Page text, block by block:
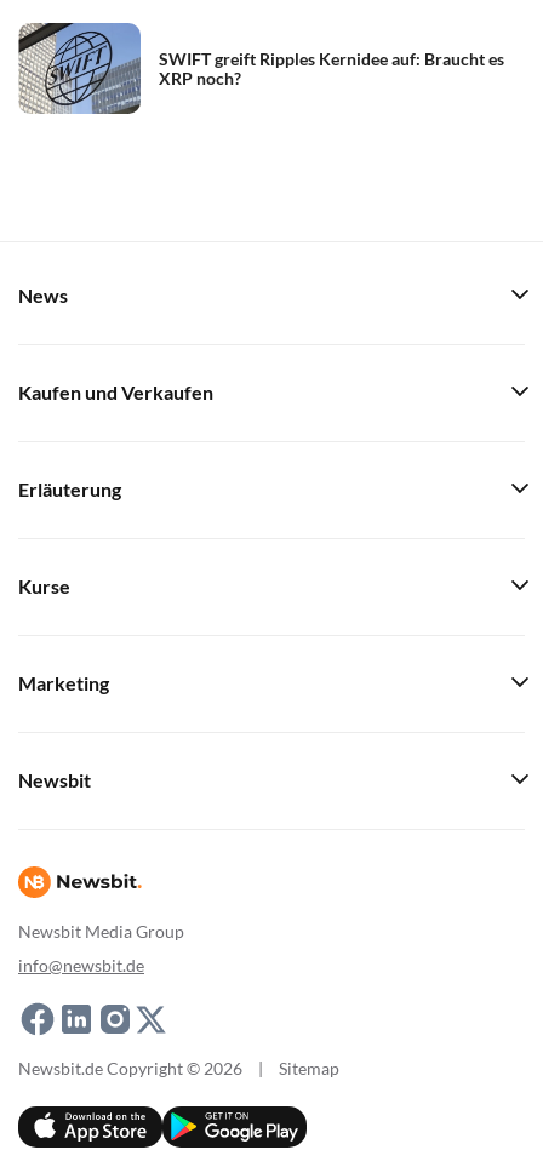
SWIFT greift Ripples Kernidee auf: Braucht es
XRP noch?
Newsbit Media Group
info@newsbit.de
News
Kaufen und Verkaufen
Erläuterung
Kurse
Marketing
Newsbit
Newsbit.de Copyright © 2026 | Sitemap